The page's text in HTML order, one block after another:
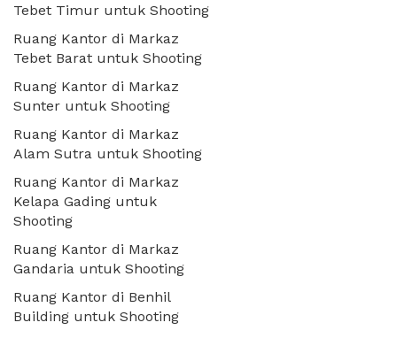
Tebet Timur untuk Shooting
Ruang Kantor di Markaz
Tebet Barat untuk Shooting
Ruang Kantor di Markaz
Sunter untuk Shooting
Ruang Kantor di Markaz
Alam Sutra untuk Shooting
Ruang Kantor di Markaz
Kelapa Gading untuk
Shooting
Ruang Kantor di Markaz
Gandaria untuk Shooting
Ruang Kantor di Benhil
Building untuk Shooting